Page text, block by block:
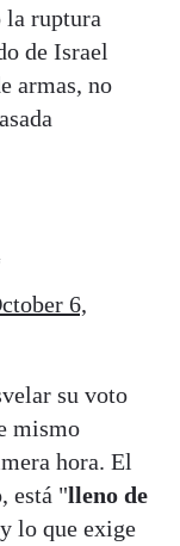
la ruptura
de Israel
armas, no
6,
su voto
mismo
hora. El
está "lleno de
lo que exige